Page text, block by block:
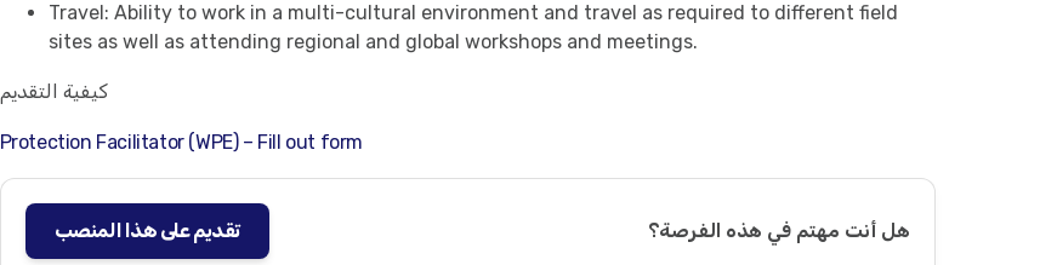
Travel: Ability to work in a multi-cultural environment and travel as required to different field
sites as well as attending regional and global workshops and meetings.
كيفية التقديم
Protection Facilitator (WPE) – Fill out form
هل أنت مهتم في هذه الفرصة؟ تقديم على هذا المنصب